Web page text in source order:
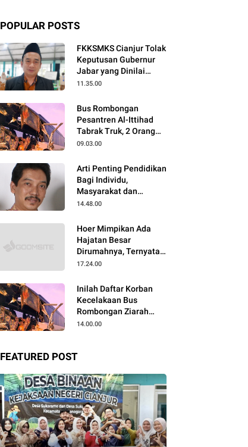
POPULAR POSTS
FKKSMKS Cianjur Tolak
Keputusan Gubernur
Jabar yang Dinilai
Merugikan Sekolah
11.35.00
Bus Rombongan
Pesantren Al-Ittihad
Tabrak Truk, 2 Orang
Meninggal Dunia
09.03.00
Arti Penting Pendidikan
Bagi Individu,
Masyarakat dan
Negara
14.48.00
Hoer Mimpikan Ada
Hajatan Besar
Dirumahnya, Ternyata
Anaknya Pulang Dalam
17.24.00
Inilah Daftar Korban
Kecelakaan Bus
Rombongan Ziarah
Walisongo Pesantren
14.00.00
FEATURED POST